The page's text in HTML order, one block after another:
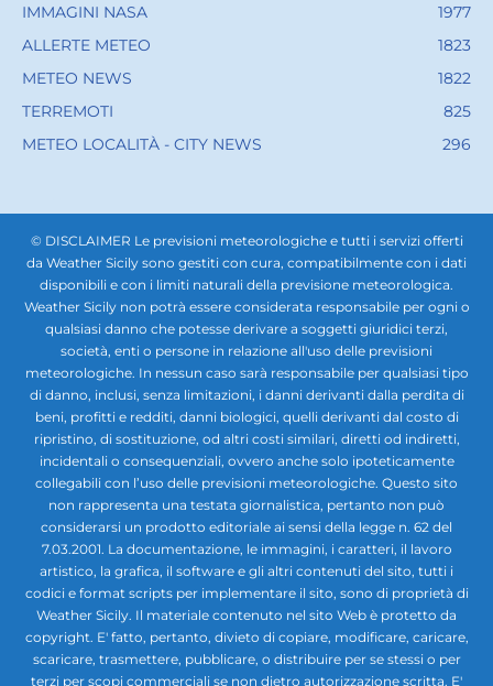
IMMAGINI NASA
1977
ALLERTE METEO
1823
METEO NEWS
1822
TERREMOTI
825
METEO LOCALITÀ - CITY NEWS
296
© DISCLAIMER Le previsioni meteorologiche e tutti i servizi offerti
da Weather Sicily sono gestiti con cura, compatibilmente con i dati
disponibili e con i limiti naturali della previsione meteorologica.
Weather Sicily non potrà essere considerata responsabile per ogni o
qualsiasi danno che potesse derivare a soggetti giuridici terzi,
società, enti o persone in relazione all'uso delle previsioni
meteorologiche. In nessun caso sarà responsabile per qualsiasi tipo
di danno, inclusi, senza limitazioni, i danni derivanti dalla perdita di
beni, profitti e redditi, danni biologici, quelli derivanti dal costo di
ripristino, di sostituzione, od altri costi similari, diretti od indiretti,
incidentali o consequenziali, ovvero anche solo ipoteticamente
collegabili con l’uso delle previsioni meteorologiche. Questo sito
non rappresenta una testata giornalistica, pertanto non può
considerarsi un prodotto editoriale ai sensi della legge n. 62 del
7.03.2001. La documentazione, le immagini, i caratteri, il lavoro
artistico, la grafica, il software e gli altri contenuti del sito, tutti i
codici e format scripts per implementare il sito, sono di proprietà di
Weather Sicily. Il materiale contenuto nel sito Web è protetto da
copyright. E' fatto, pertanto, divieto di copiare, modificare, caricare,
scaricare, trasmettere, pubblicare, o distribuire per se stessi o per
terzi per scopi commerciali se non dietro autorizzazione scritta. E'